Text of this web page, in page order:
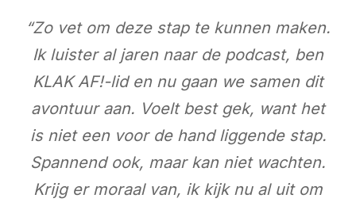
“Zo vet om deze stap te kunnen maken.
Ik luister al jaren naar de podcast, ben
KLAK AF!-lid en nu gaan we samen dit
avontuur aan. Voelt best gek, want het
is niet een voor de hand liggende stap.
Spannend ook, maar kan niet wachten.
Krijg er moraal van, ik kijk nu al uit om